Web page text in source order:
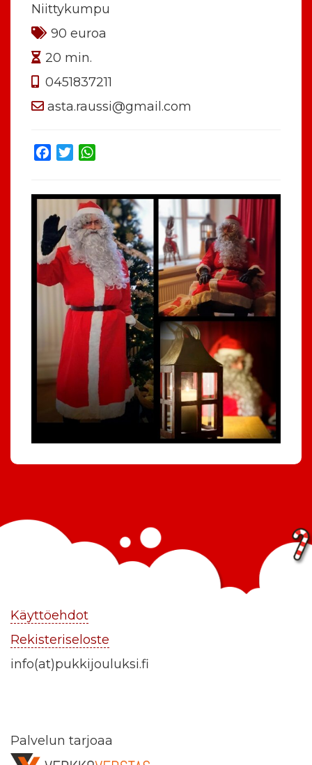
Niittykumpu
90 euroa
20 min.
0451837211
asta.raussi@gmail.com
Facebook
Twitter
Käyttöehdot
Rekisteriseloste
info(at)pukkijouluksi.fi
Palvelun tarjoaa